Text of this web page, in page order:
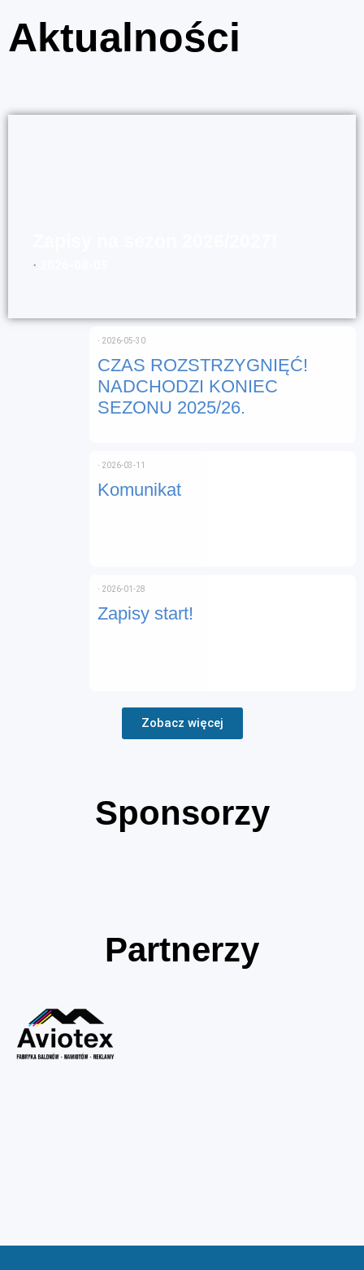
Aktualności
⋅
CZAS ROZSTRZYGNIĘĆ!
NADCHODZI KONIEC
SEZONU 2025/26.
⋅ 2026-05-30
Komunikat
⋅ 2026-03-11
Zapisy start!
⋅ 2026-01-28
Zobacz więcej
Sponsorzy
Partnerzy